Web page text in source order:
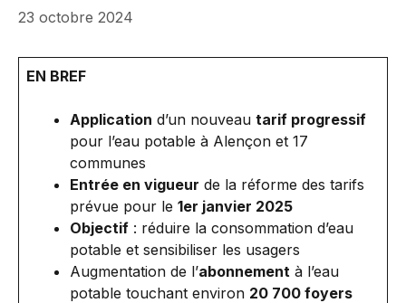
23 octobre 2024
EN BREF
Application d’un nouveau tarif progressif
pour l’eau potable à Alençon et 17
communes
Entrée en vigueur de la réforme des tarifs
prévue pour le 1er janvier 2025
Objectif : réduire la consommation d’eau
potable et sensibiliser les usagers
Augmentation de l’abonnement à l’eau
potable touchant environ 20 700 foyers